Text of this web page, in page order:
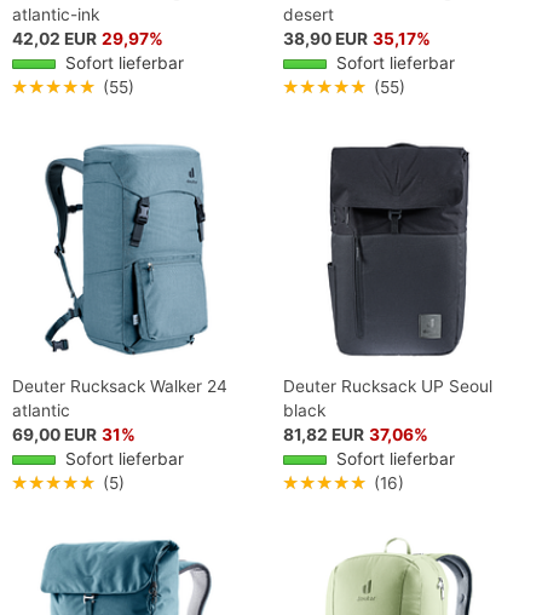
atlantic-ink
42,02 EUR 29,97%
Sofort lieferbar
★★★★★ (55)
desert
38,90 EUR 35,17%
Sofort lieferbar
★★★★★ (55)
Deuter Rucksack Walker 24
atlantic
69,00 EUR 31%
Sofort lieferbar
★★★★★ (5)
Deuter Rucksack UP Seoul
black
81,82 EUR 37,06%
Sofort lieferbar
★★★★★ (16)